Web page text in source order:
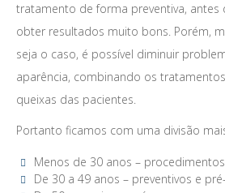
tratamento de forma preventiva, antes
obter resultados muito bons. Porém,
seja o caso, é possível diminuir
aparência, combinando os
queixas das pacientes.
Portanto ficamos com uma divisão
Menos de 30 anos –
De 30 a 49 anos – preventivos e